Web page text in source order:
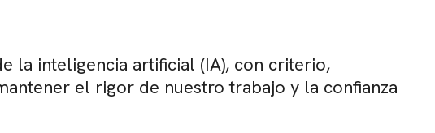
la inteligencia artificial (IA), con criterio,
el rigor de nuestro trabajo y la confianza